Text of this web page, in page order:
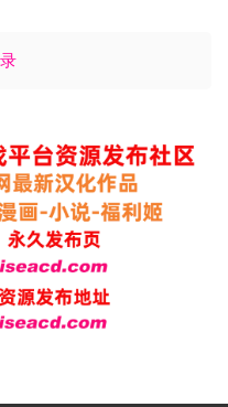
/ 8.1 / 7 with Service
GHz) or equivalent
450